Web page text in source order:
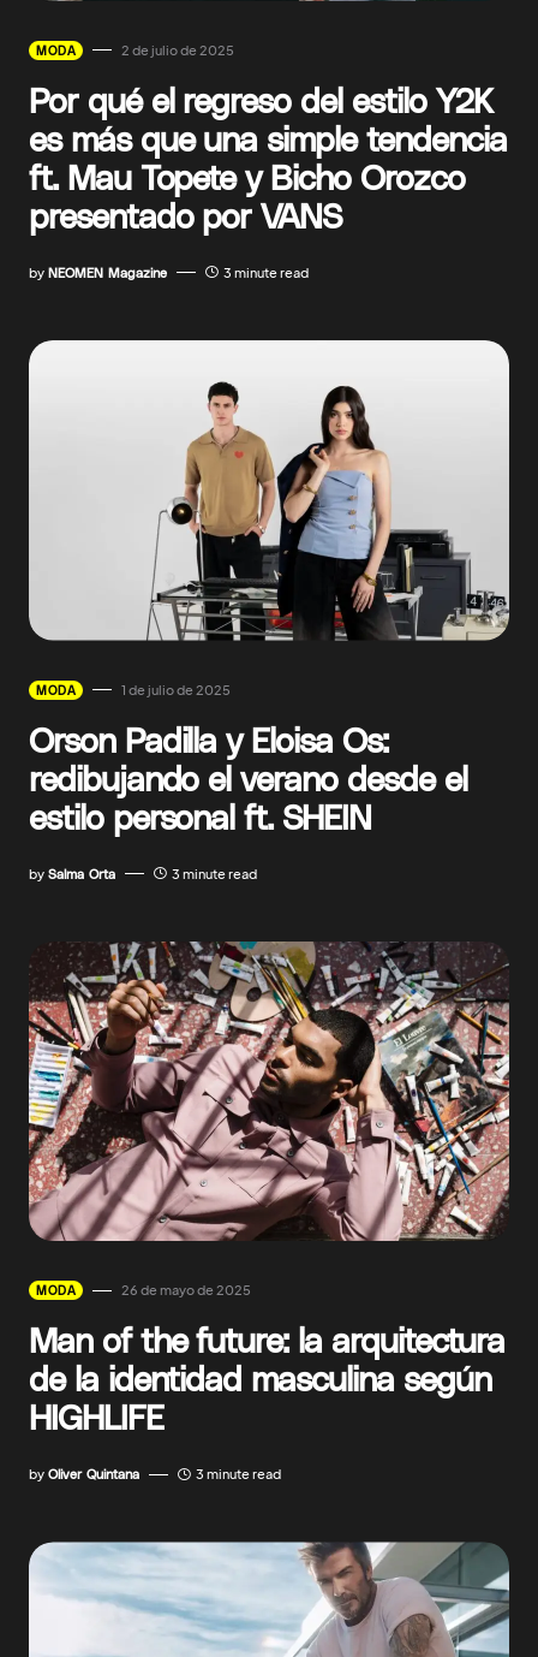
MODA 2 de julio de 2025
Por qué el regreso del estilo Y2K
es más que una simple tendencia
ft. Mau Topete y Bicho Orozco
presentado por VANS
by NEOMEN Magazine 3 minute read
MODA 1 de julio de 2025
Orson Padilla y Eloisa Os:
redibujando el verano desde el
estilo personal ft. SHEIN
by Salma Orta 3 minute read
MODA 26 de mayo de 2025
Man of the future: la arquitectura
de la identidad masculina según
HIGHLIFE
by Oliver Quintana 3 minute read